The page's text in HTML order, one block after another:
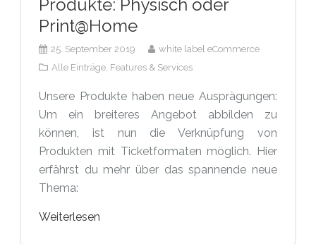
Produkte: Physisch oder
Print@Home
25. September 2019
white label eCommerce
Alle Einträge, Features & Services
Unsere Produkte haben neue Ausprägungen:
Um ein breiteres Angebot abbilden zu
können, ist nun die Verknüpfung von
Produkten mit Ticketformaten möglich. Hier
erfährst du mehr über das spannende neue
Thema:
Weiterlesen